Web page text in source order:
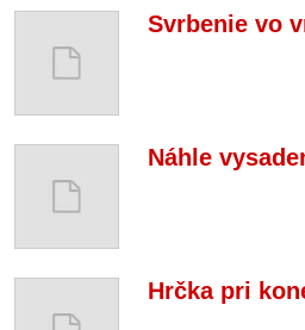
Svrbenie vo
Náhle
Hrčka pri